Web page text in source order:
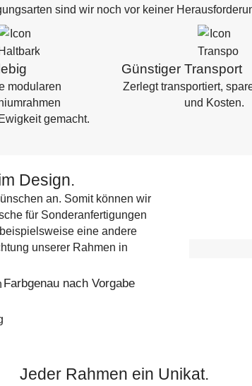
sind wir noch vor keiner
modularen
gemacht.
Günstiger Transport
Zerlegt transportiert,
und Kosten.
Design.
an. Somit können wir
für Sonderanfertigungen
eine andere
unserer Rahmen in
Farbgenau nach Vorgabe
Jeder Rahmen ein Unikat.